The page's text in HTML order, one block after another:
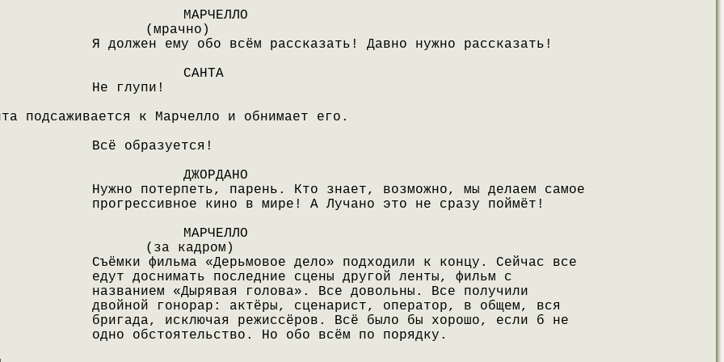
МАРЧЕЛЛО
(мрачно)
Я должен ему обо всём рассказать! Давно нужно рассказать!
САНТА
Не глупи!
подсаживается к Марчелло и обнимает его.
Всё образуется!
ДЖОРДАНО
Нужно потерпеть, парень. Кто знает, возможно, мы делаем самое
прогрессивное кино в мире! А Лучано это не сразу поймёт!
МАРЧЕЛЛО
(за кадром)
Съёмки фильма «Дерьмовое дело» подходили к концу. Сейчас все
едут доснимать последние сцены другой ленты, фильм с
названием «Дырявая голова». Все довольны. Все получили
двойной гонорар: актёры, сценарист, оператор, в общем, вся
бригада, исключая режиссёров. Всё было бы хорошо, если б не
одно обстоятельство. Но обо всём по порядку.